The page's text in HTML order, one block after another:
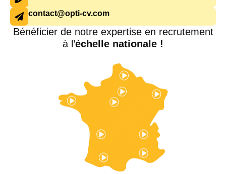
contact@opti-cv.com
Bénéficier de notre expertise en recrutement
à l’échelle nationale !